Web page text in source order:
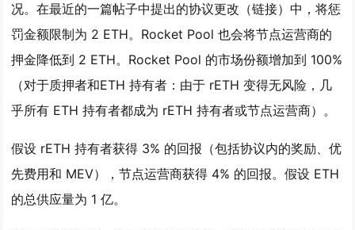
况。在最近的一篇帖子中提出的协议更改（链接）中，将惩
罚金额限制为 2 ETH。Rocket Pool 也会将节点运营商的
押金降低到 2 ETH。Rocket Pool 的市场份额增加到 100%
（对于质押者和ETH 持有者：由于 rETH 变得无风险，几
乎所有 ETH 持有者都成为 rETH 持有者或节点运营商）。
假设 rETH 持有者获得 3% 的回报（包括协议内的奖励、优
先费用和 MEV），节点运营商获得 4% 的回报。假设 ETH
的总供应量为 1 亿。